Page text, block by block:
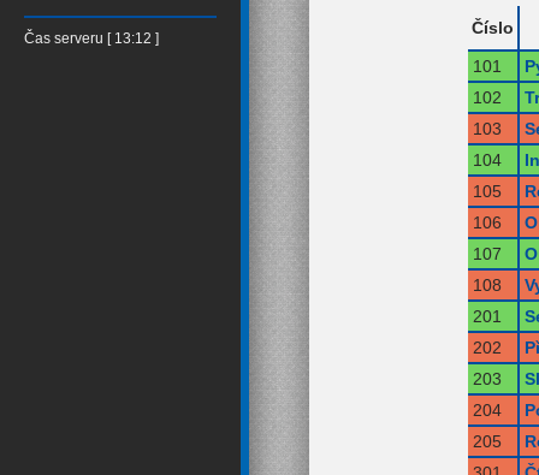
Čas serveru [ 13:12 ]
Číslo
101
102
103
104
105
106
107
108
201
202
203
204
205